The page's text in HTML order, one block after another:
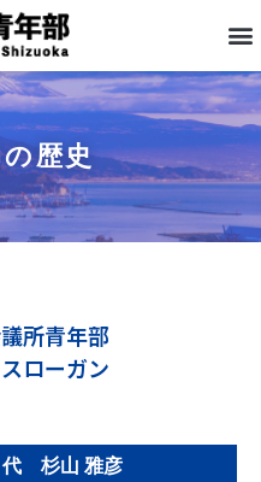
歴史
所青年部
ローガン
杉山 雅彦